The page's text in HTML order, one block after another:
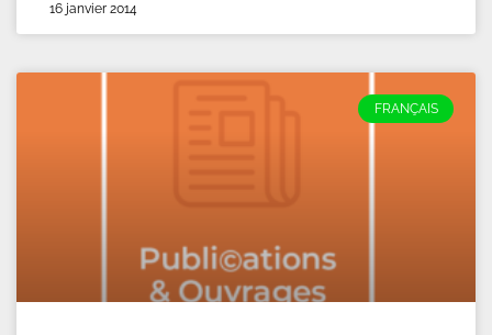
16 janvier 2014
FRANÇAIS